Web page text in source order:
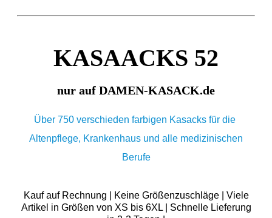
KASAACKS 52
nur auf DAMEN-KASACK.de
Über 750 verschieden farbigen Kasacks für die
Altenpflege, Krankenhaus und alle medizinischen
Berufe
Kauf auf Rechnung | Keine Größenzuschläge | Viele
Artikel in Größen von XS bis 6XL | Schnelle Lieferung